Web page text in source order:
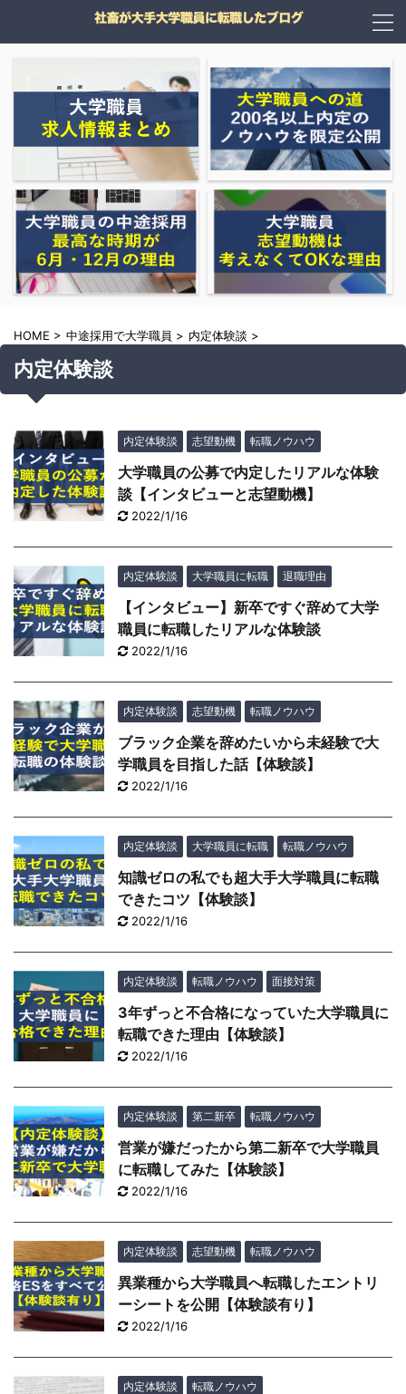
HOME > 中途採用で大学職員 > 内定体験談 >
内定体験談
内定体験談 志望動機 転職ノウハウ
大学職員の公募で内定したリアルな体験
談【インタビューと志望動機】
2022/1/16
内定体験談 大学職員に転職 退職理由
【インタビュー】新卒ですぐ辞めて大学
職員に転職したリアルな体験談
2022/1/16
内定体験談 志望動機 転職ノウハウ
ブラック企業を辞めたいから未経験で大
学職員を目指した話【体験談】
2022/1/16
内定体験談 大学職員に転職 転職ノウハウ
知識ゼロの私でも超大手大学職員に転職
できたコツ【体験談】
2022/1/16
内定体験談 転職ノウハウ 面接対策
3年ずっと不合格になっていた大学職員に
転職できた理由【体験談】
2022/1/16
内定体験談 第二新卒 転職ノウハウ
営業が嫌だったから第二新卒で大学職員
に転職してみた【体験談】
2022/1/16
内定体験談 志望動機 転職ノウハウ
異業種から大学職員へ転職したエントリ
ーシートを公開【体験談有り】
2022/1/16
内定体験談 転職ノウハウ